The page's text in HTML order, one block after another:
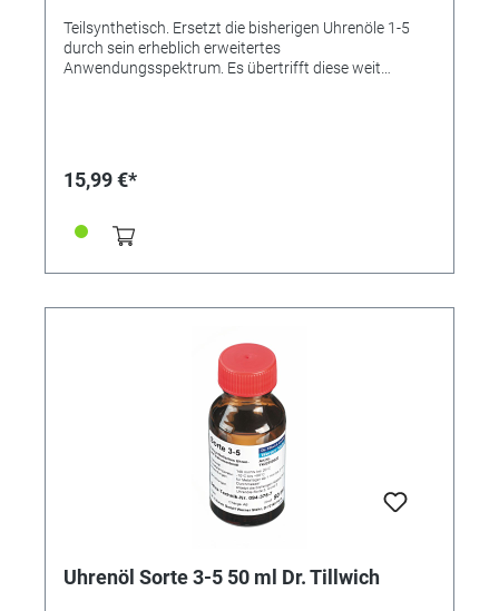
Teilsynthetisch. Ersetzt die bisherigen Uhrenöle 1-5
durch sein erheblich erweitertes
Anwendungsspektrum. Es übertrifft diese weit
Räderwerkszapfenlager - Triebfedern
15,99 €*
Uhrenöl Sorte 3-5 50 ml Dr. Tillwich